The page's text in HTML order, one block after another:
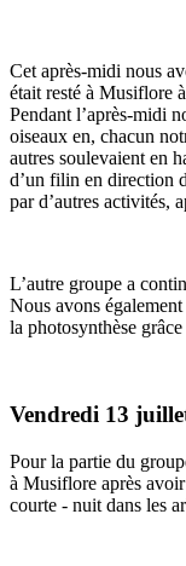
Cet après-midi nous
était resté à Musiflore
Pendant l’après-midi
oiseaux en, chacun
autres soulevaient en
d’un filin en direction
par d’autres activités,
L’autre groupe a
Nous avons
la photosynthèse
Vendredi 13
Pour la partie du
à Musiflore après
courte - nuit dans les